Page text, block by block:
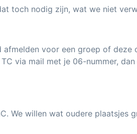
toch nodig zijn, wat we niet
afmelden voor een groep of deze
via mail met je 06-nummer,
We willen wat oudere plaatsjes